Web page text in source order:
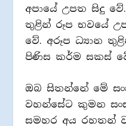
අපායේ උපත සිදු
තුළින් රූප භවයේ
වේ. අරූප ධ්‍යාන
පිණිස කර්ම සකස්
ඔබ සිතන්නේ මේ
වහන්සේට කුමන
සමහර අය රහතන්